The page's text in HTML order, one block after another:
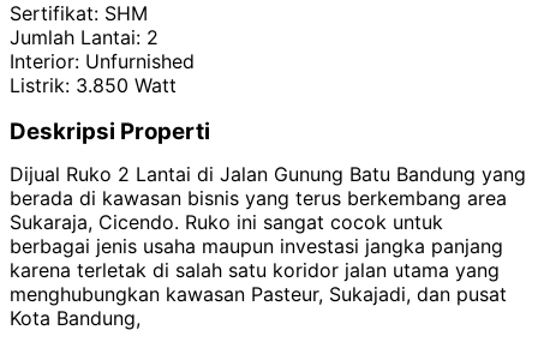
Sertifikat: SHM
Jumlah Lantai: 2
Interior: Unfurnished
Listrik: 3.850 Watt
Deskripsi Properti
Dijual Ruko 2 Lantai di Jalan Gunung Batu Bandung yang
berada di kawasan bisnis yang terus berkembang area
Sukaraja, Cicendo. Ruko ini sangat cocok untuk
berbagai jenis usaha maupun investasi jangka panjang
karena terletak di salah satu koridor jalan utama yang
menghubungkan kawasan Pasteur, Sukajadi, dan pusat
Kota Bandung,